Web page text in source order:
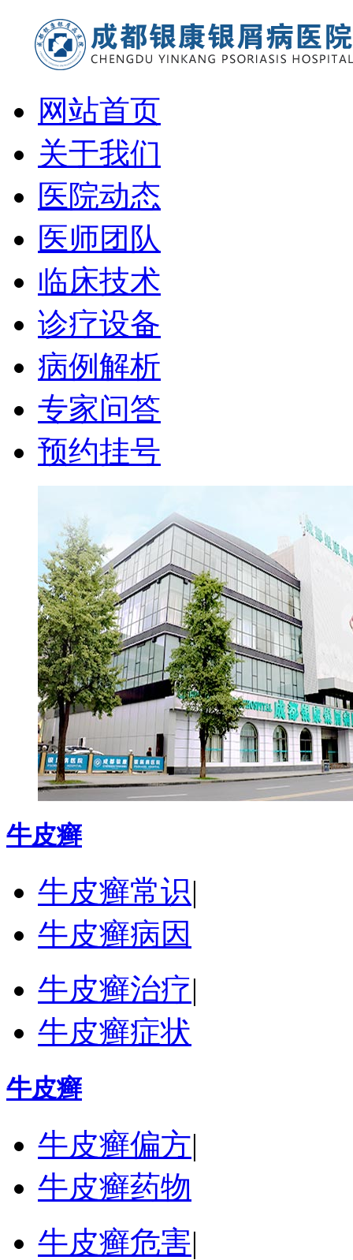
网站首页
关于我们
医院动态
医师团队
临床技术
诊疗设备
病例解析
专家问答
预约挂号
牛皮癣
牛皮癣常识|
牛皮癣病因
牛皮癣治疗|
牛皮癣症状
牛皮癣
牛皮癣偏方|
牛皮癣药物
牛皮癣危害|